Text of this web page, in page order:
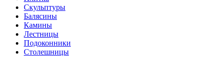
Скульптуры
Балясины
Камины
Лестницы
Подоконники
Столешницы